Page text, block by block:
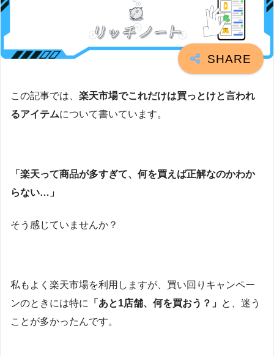
この記事では、 楽天市場でこれだけは買っとけと言われ
るアイテムについて書いています。
「楽天って商品が多すぎて、何を買えば正解なのかわか
らない…」
そう感じていませんか？
私もよく楽天市場を利用しますが、買い回りキャンペー
ンのときには特に
「あと1店舗、何を買おう？」
と、迷う
ことが多かったんです。